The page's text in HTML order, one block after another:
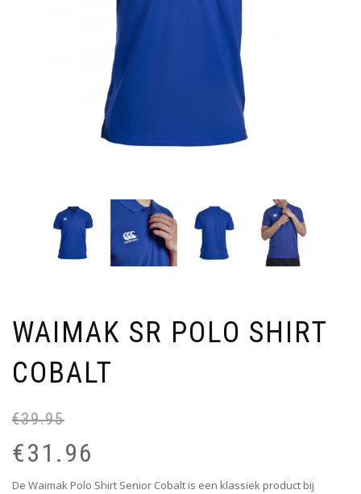
WAIMAK SR POLO SHIRT
COBALT
€39.95
€31.96
De Waimak Polo Shirt Senior Cobalt is een klassiek product bij